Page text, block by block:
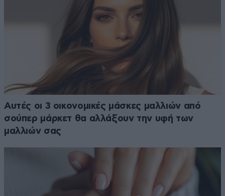
Αυτές οι 3 οικονομικές μάσκες μαλλιών από
σούπερ μάρκετ θα αλλάξουν την υφή των
μαλλιών σας